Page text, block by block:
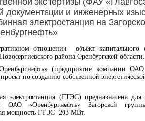
экспертизы (ФАУ
документации и инженерных
электростанция на
отношении объект капитального
района Оренбургской области.
(предприятие компании
по созданию собственной
электростанция (ГТЭС) предназначена для
ОАО «Оренбургнефть» Загорской
мощность ГТЭС 203 МВт.